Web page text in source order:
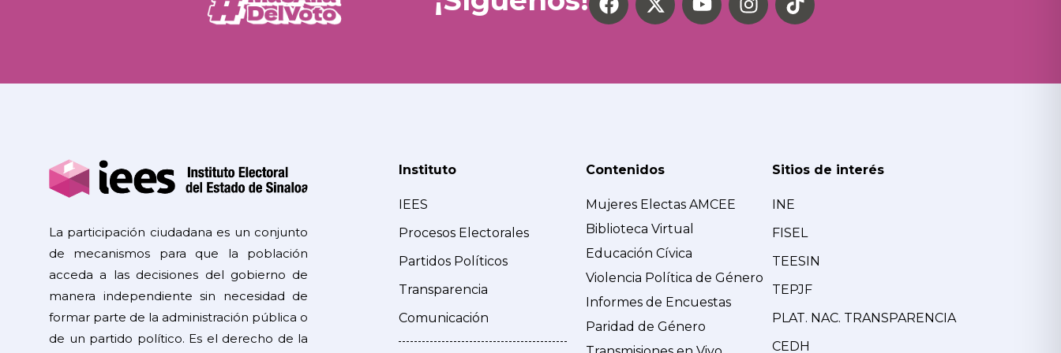
La participación ciudadana es un conjunto
de mecanismos para que la población
acceda a las decisiones del gobierno de
manera independiente sin necesidad de
formar parte de la administración pública o
de un partido político. Es el derecho de la
Instituto
IEES
Procesos Electorales
Partidos Políticos
Transparencia
Comunicación
Contenidos
Mujeres Electas AMCEE
Biblioteca Virtual
Educación Cívica
Violencia Política de Género
Informes de Encuestas
Paridad de Género
Sitios de interés
INE
FISEL
TEESIN
TEPJF
PLAT. NAC. TRANSPARENCIA
CEDH